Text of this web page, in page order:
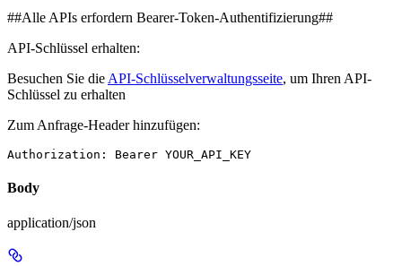
##Alle APIs erfordern Bearer-Token-Authentifizierung##
API-Schlüssel erhalten:
Besuchen Sie die API-Schlüsselverwaltungsseite, um Ihren API-
Schlüssel zu erhalten
Zum Anfrage-Header hinzufügen:
Authorization: Bearer YOUR_API_KEY
Body
application/json